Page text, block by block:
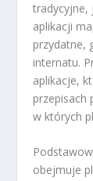
tradycyjne,
aplikacji
przydatne,
internatu.
aplikacje,
przepisach
w których
obejmuje